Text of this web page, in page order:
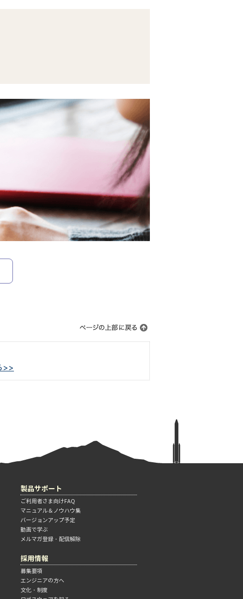
>>
製品サポート
ご利用者さま向けFAQ
マニュアル＆ノウハウ集
バージョンアップ予定
動画で学ぶ
メルマガ登録・配信解除
採用情報
募集要項
エンジニアの方へ
文化・制度